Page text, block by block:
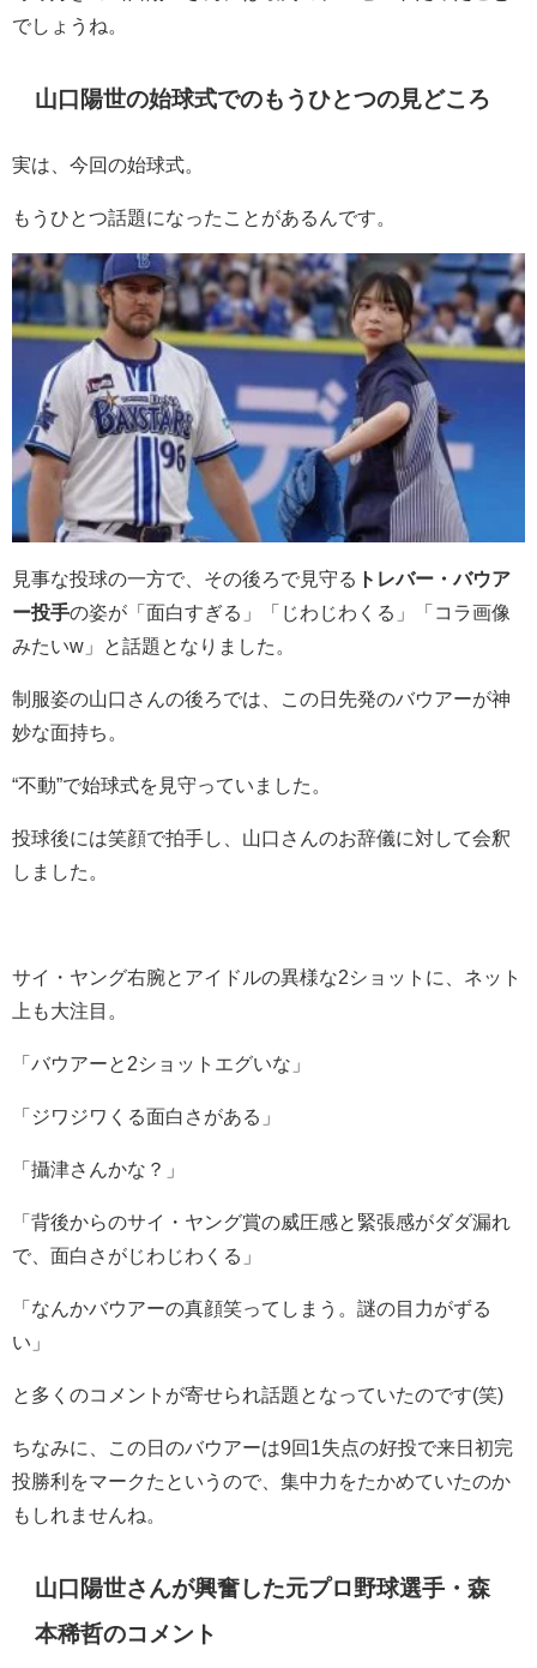
でしょうね。
山口陽世の始球式でのもうひとつの見どころ
実は、今回の始球式。
もうひとつ話題になったことがあるんです。
見事な投球の一方で、その後ろで見守る トレバー・バウア
ー投手の姿が「面白すぎる」「じわじわくる」「コラ画像
みたいw」と話題となりました。
制服姿の山口さんの後ろでは、この日先発のバウアーが神
妙な面持ち。
“不動”で始球式を見守っていました。
投球後には笑顔で拍手し、山口さんのお辞儀に対して会釈
しました。
サイ・ヤング右腕とアイドルの異様な2ショットに、ネット
上も大注目。
「バウアーと2ショットエグいな」
「ジワジワくる面白さがある」
「攝津さんかな？」
「背後からのサイ・ヤング賞の威圧感と緊張感がダダ漏れ
で、面白さがじわじわくる」
「なんかバウアーの真顔笑ってしまう。謎の目力がずる
い」
と多くのコメントが寄せられ話題となっていたのです(笑)
ちなみに、
この日のバウアーは9回1失点の好投で来日初完
投勝利をマークたというので、集中力をたかめていたのか
もしれませんね。
山口陽世さんが興奮した元プロ野球選手・森
本稀哲のコメント